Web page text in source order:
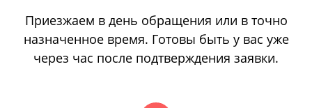
Приезжаем в день обращения или в точно
назначенное время. Готовы быть у вас уже
через час после подтверждения заявки.